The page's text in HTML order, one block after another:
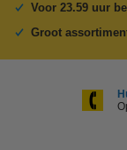
Voor 23.59 uur
Groot